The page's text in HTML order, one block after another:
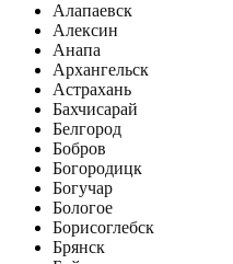
Алапаевск
Алексин
Анапа
Архангельск
Астрахань
Бахчисарай
Белгород
Бобров
Богородицк
Богучар
Бологое
Борисоглебск
Брянск